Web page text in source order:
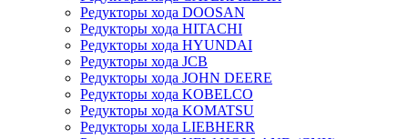
Редукторы хода DOOSAN
Редукторы хода HITACHI
Редукторы хода HYUNDAI
Редукторы хода JCB
Редукторы хода JOHN DEERE
Редукторы хода KOBELCO
Редукторы хода KOMATSU
Редукторы хода LIEBHERR